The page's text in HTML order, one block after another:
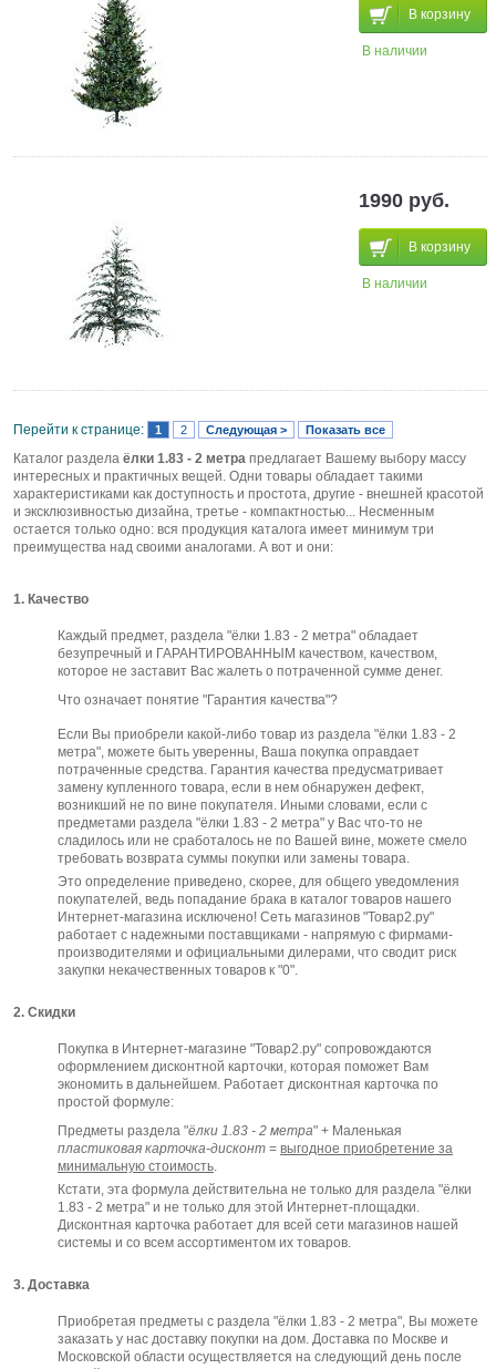
В корзину
В наличии
1990 руб.
В корзину
В наличии
Перейти к странице: 1 2 Следующая > Показать все
Каталог раздела ёлки 1.83 - 2 метра предлагает Вашему выбору массу
интересных и практичных вещей. Одни товары обладает такими
характеристиками как доступность и простота, другие - внешней красотой
и эксклюзивностью дизайна, третье - компактностью... Несменным
остается только одно: вся продукция каталога имеет минимум три
преимущества над своими аналогами. А вот и они:
1. Качество
Каждый предмет, раздела "ёлки 1.83 - 2 метра" обладает
безупречный и ГАРАНТИРОВАННЫМ качеством, качеством,
которое не заставит Вас жалеть о потраченной сумме денег.
Что означает понятие "Гарантия качества"?
Если Вы приобрели какой-либо товар из раздела "ёлки 1.83 - 2
метра", можете быть уверенны, Ваша покупка оправдает
потраченные средства. Гарантия качества предусматривает
замену купленного товара, если в нем обнаружен дефект,
возникший не по вине покупателя. Иными словами, если с
предметами раздела "ёлки 1.83 - 2 метра" у Вас что-то не
сладилось или не сработалось не по Вашей вине, можете смело
требовать возврата суммы покупки или замены товара.
Это определение приведено, скорее, для общего уведомления
покупателей, ведь попадание брака в каталог товаров нашего
Интернет-магазина исключено! Сеть магазинов "Товар2.ру"
работает с надежными поставщиками - напрямую с фирмами-
производителями и официальными дилерами, что сводит риск
закупки некачественных товаров к "0".
2. Скидки
Покупка в Интернет-магазине "Товар2.ру" сопровождаются
оформлением дисконтной карточки, которая поможет Вам
экономить в дальнейшем. Работает дисконтная карточка по
простой формуле:
Предметы раздела "ёлки 1.83 - 2 метра" + Маленькая
пластиковая карточка-дисконт = выгодное приобретение за
минимальную стоимость.
Кстати, эта формула действительна не только для раздела "ёлки
1.83 - 2 метра" и не только для этой Интернет-площадки.
Дисконтная карточка работает для всей сети магазинов нашей
системы и со всем ассортиментом их товаров.
3. Доставка
Приобретая предметы с раздела "ёлки 1.83 - 2 метра", Вы можете
заказать у нас доставку покупки на дом. Доставка по Москве и
Московской области осуществляется на следующий день после